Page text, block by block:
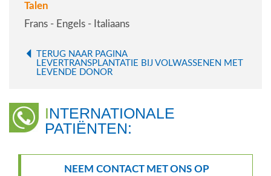
Talen
Frans - Engels - Italiaans
TERUG NAAR PAGINA
LEVERTRANSPLANTATIE BIJ VOLWASSENEN MET
LEVENDE DONOR
INTERNATIONALE
PATIËNTEN:
NEEM CONTACT MET ONS OP